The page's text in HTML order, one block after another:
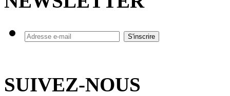
SUIVEZ-NOUS